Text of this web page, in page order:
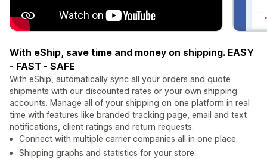
With eShip, save time and money on shipping. EASY
- FAST - SAFE
With eShip, automatically sync all your orders and quote
shipments with our discounted rates or your own shipping
accounts. Manage all of your shipping on one platform in real
time with features like branded tracking page, email and text
notifications, client ratings and return requests.
Connect with multiple carrier companies all in one place.
Shipping graphs and statistics for your store.